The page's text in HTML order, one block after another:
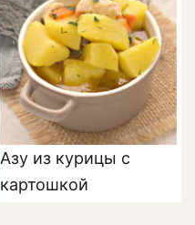
Азу из курицы с
картошкой